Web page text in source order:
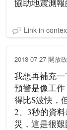
協助地震測報
Link in
2018-07-27 開放
我想再補充
預警是像工
得比S波快，
2、3秒的資
災，這是很艱